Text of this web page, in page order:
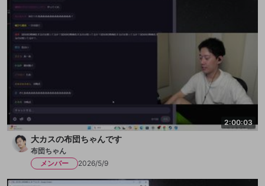
2:00:03
大カスの布団ちゃんです
布団ちゃん
メンバー
2026/5/9